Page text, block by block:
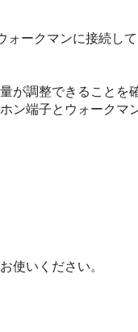
ークマンに接続し
が調整できることを
ン端子とウォークマ
使いください。